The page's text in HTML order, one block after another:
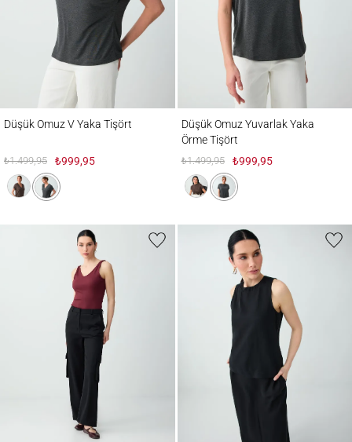
Düşük Omuz V Yaka Tişört
₺1.499,95 ₺999,95
Düşük Omuz Yuvarlak Yaka
Örme Tişört
₺1.499,95 ₺999,95